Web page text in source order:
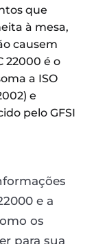
que
à mesa,
causem
22000 é o
a ISO
e
pelo GFSI
e a
os
para sua